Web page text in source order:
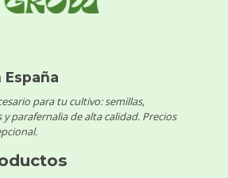
España
para tu cultivo: semillas,
parafernalia de alta calidad. Precios